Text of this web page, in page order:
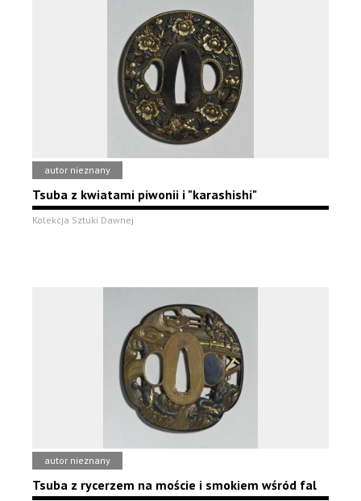
autor nieznany
Tsuba z kwiatami piwonii i "karashishi"
Kolekcja Sztuki Dawnej
autor nieznany
Tsuba z rycerzem na moście i smokiem wśród fal